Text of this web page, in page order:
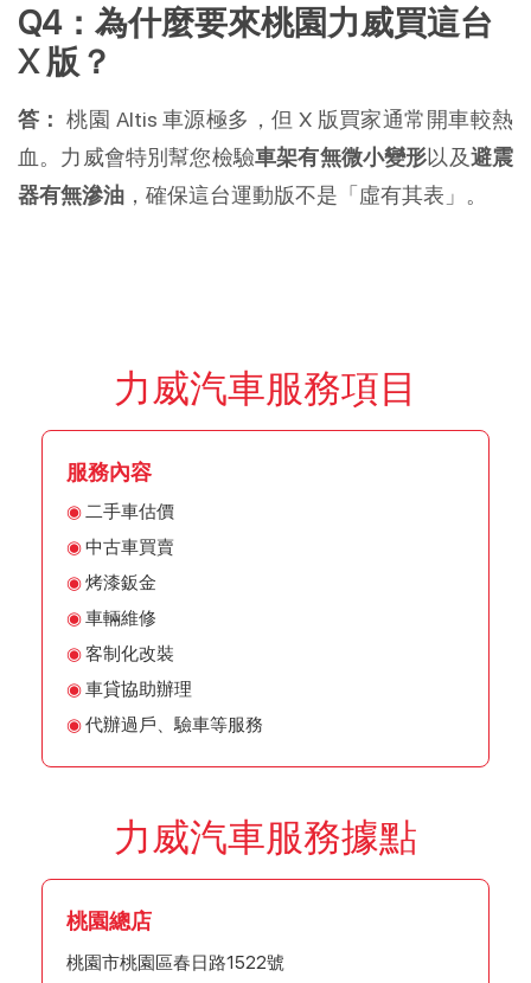
Q4：為什麼要來桃園力威買這台
X 版？
答： 桃園 Altis 車源極多，但 X 版買家通常開車較熱
血。力威會特別幫您檢驗車架有無微小變形以及避震
器有無滲油 ，確保這台運動版不是「虛有其表」。
力威汽車服務項目
服務內容
二手車估價
中古車買賣
烤漆鈑金
車輛維修
客制化改裝
車貸協助辦理
代辦過戶、驗車等服務
力威汽車服務據點
桃園總店
桃園市桃園區春日路1522號